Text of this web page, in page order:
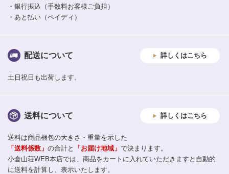
・銀行振込（手数料お客様ご負担）
・あと払い（ペイディ）
配送について 詳しくはこちら
土日祝日も出荷します。
送料について 詳しくはこちら
送料は商品梱包の大きさ・重量を示した
「送料係数」 の合計と 「お届け地域」 で決まります。
小倉山荘WEB本店では、商品をカートに入れていただきますと自動的
に送料を計算し、表示いたします。